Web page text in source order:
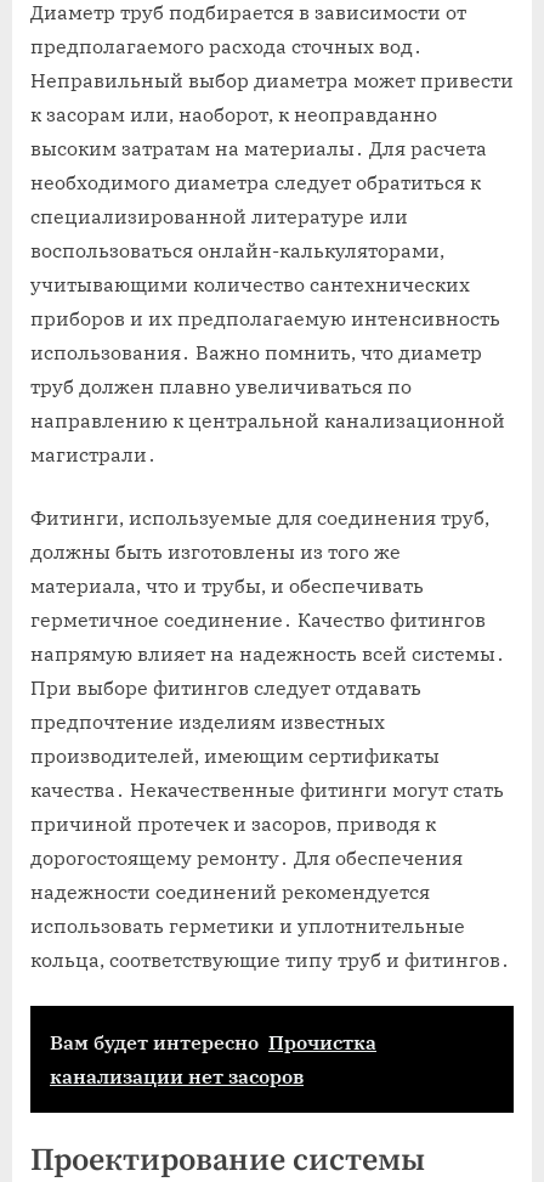
Диаметр труб подбирается в зависимости от
предполагаемого расхода сточных вод․
Неправильный выбор диаметра может привести
к засорам или, наоборот, к неоправданно
высоким затратам на материалы․ Для расчета
необходимого диаметра следует обратиться к
специализированной литературе или
воспользоваться онлайн-калькуляторами,
учитывающими количество сантехнических
приборов и их предполагаемую интенсивность
использования․ Важно помнить, что диаметр
труб должен плавно увеличиваться по
направлению к центральной канализационной
магистрали․
Фитинги, используемые для соединения труб,
должны быть изготовлены из того же
материала, что и трубы, и обеспечивать
герметичное соединение․ Качество фитингов
напрямую влияет на надежность всей системы․
При выборе фитингов следует отдавать
предпочтение изделиям известных
производителей, имеющим сертификаты
качества․ Некачественные фитинги могут стать
причиной протечек и засоров, приводя к
дорогостоящему ремонту․ Для обеспечения
надежности соединений рекомендуется
использовать герметики и уплотнительные
кольца, соответствующие типу труб и фитингов․
Вам будет интересно Прочистка
канализации нет засоров
Проектирование системы